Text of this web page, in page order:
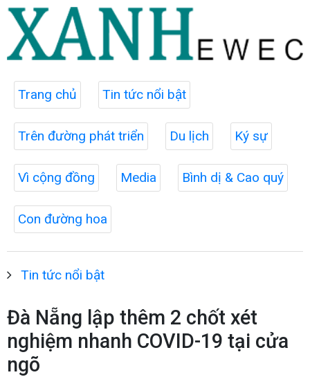
Trang chủ Tin tức nổi bật
Trên đường phát triển Du lịch Ký sự
Vì cộng đồng Media Bình dị & Cao quý
Con đường hoa
Tin tức nổi bật
Đà Nẵng lập thêm 2 chốt xét
nghiệm nhanh COVID-19 tại cửa
ngõ